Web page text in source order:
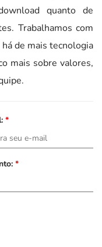
quanto de
Trabalhamos com
de mais tecnologia
mais sobre valores,
*
*